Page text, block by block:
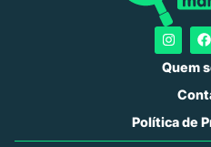
Quem
Política de